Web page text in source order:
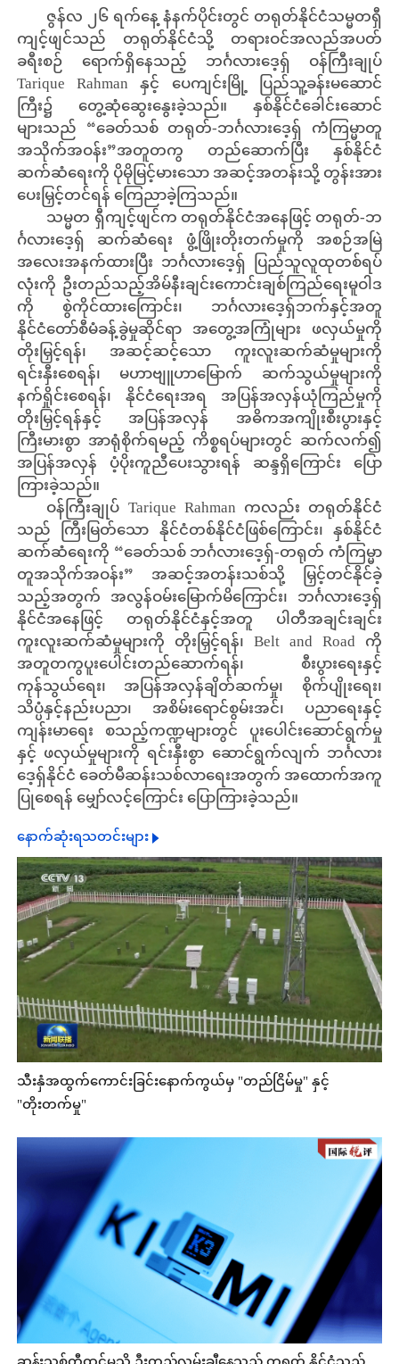
ဇွန်လ ၂၆ ရက်နေ့ နံနက်ပိုင်းတွင် တရုတ်နိုင်ငံသမ္မတရှီ
ကျင့်ဖျင်သည် တရုတ်နိုင်ငံသို့ တရားဝင်အလည်အပတ်
ခရီးစဉ် ရောက်ရှိနေသည့် ဘင်္ဂလားဒေ့ရှ် ဝန်ကြီးချုပ်
Tarique Rahman နှင့် ပေကျင်းမြို့ ပြည်သူ့ခန်းမဆောင်
ကြီး၌ တွေ့ဆုံဆွေးနွေးခဲ့သည်။ နှစ်နိုင်ငံခေါင်းဆောင်
များသည် “ခေတ်သစ် တရုတ်-ဘင်္ဂလားဒေ့ရှ် ကံကြမ္မာတူ
အသိုက်အဝန်း”အတူတကွ တည်ဆောက်ပြီး နှစ်နိုင်ငံ
ဆက်ဆံရေးကို ပိုမိုမြင့်မားသော အဆင့်အတန်းသို့ တွန်းအား
ပေးမြှင့်တင်ရန် ကြေညာခဲ့ကြသည်။
သမ္မတ ရှီကျင့်ဖျင်က တရုတ်နိုင်ငံအနေဖြင့် တရုတ်-ဘ
င်္ဂလားဒေ့ရှ် ဆက်ဆံရေး ဖွံ့ဖြိုးတိုးတက်မှုကို အစဉ်အမြဲ
အလေးအနက်ထားပြီး ဘင်္ဂလားဒေ့ရှ် ပြည်သူလူထုတစ်ရပ်
လုံးကို ဦးတည်သည့်အိမ်နီးချင်းကောင်းချစ်ကြည်ရေးမူဝါဒ
ကို စွဲကိုင်ထားကြောင်း၊ ဘင်္ဂလားဒေ့ရှ်ဘက်နှင့်အတူ
နိုင်ငံတော်စီမံခန့်ခွဲမှုဆိုင်ရာ အတွေ့အကြုံများ ဖလှယ်မှုကို
တိုးမြှင့်ရန်၊ အဆင့်ဆင့်သော ကူးလူးဆက်ဆံမှုများကို
ရင်းနှီးစေရန်၊ မဟာဗျူဟာမြောက် ဆက်သွယ်မှုများကို
နက်ရှိုင်းစေရန်၊ နိုင်ငံရေးအရ အပြန်အလှန်ယုံကြည်မှုကို
တိုးမြှင့်ရန်နှင့် အပြန်အလှန် အဓိကအကျိုးစီးပွားနှင့်
ကြီးမားစွာ အာရုံစိုက်ရမည့် ကိစ္စရပ်များတွင် ဆက်လက်၍
အပြန်အလှန် ပံ့ပိုးကူညီပေးသွားရန် ဆန္ဒရှိကြောင်း ပြော
ကြားခဲ့သည်။
ဝန်ကြီးချုပ် Tarique Rahman ကလည်း တရုတ်နိုင်ငံ
သည် ကြီးမြတ်သော နိုင်ငံတစ်နိုင်ငံဖြစ်ကြောင်း၊ နှစ်နိုင်ငံ
ဆက်ဆံရေးကို “ခေတ်သစ် ဘင်္ဂလားဒေ့ရှ်-တရုတ် ကံကြမ္မာ
တူအသိုက်အဝန်း” အဆင့်အတန်းသစ်သို့ မြှင့်တင်နိုင်ခဲ့
သည့်အတွက် အလွန်ဝမ်းမြောက်မိကြောင်း၊ ဘင်္ဂလားဒေ့ရှ်
နိုင်ငံအနေဖြင့် တရုတ်နိုင်ငံနှင့်အတူ ပါတီအချင်းချင်း
ကူးလူးဆက်ဆံမှုများကို တိုးမြှင့်ရန်၊ Belt and Road ကို
အတူတကွပူးပေါင်းတည်ဆောက်ရန်၊ စီးပွားရေးနှင့်
ကုန်သွယ်ရေး၊ အပြန်အလှန်ချိတ်ဆက်မှု၊ စိုက်ပျိုးရေး၊
သိပ္ပံနှင့်နည်းပညာ၊ အစိမ်းရောင်စွမ်းအင်၊ ပညာရေးနှင့်
ကျန်းမာရေး စသည့်ကဏ္ဍများတွင် ပူးပေါင်းဆောင်ရွက်မှု
နှင့် ဖလှယ်မှုများကို ရင်းနှီးစွာ ဆောင်ရွက်လျက် ဘင်္ဂလား
ဒေ့ရှ်နိုင်ငံ ခေတ်မီဆန်းသစ်လာရေးအတွက် အထောက်အကူ
ပြုစေရန် မျှော်လင့်ကြောင်း ပြောကြားခဲ့သည်။
နောက်ဆုံးရသတင်းများ
သီးနှံအထွက်ကောင်းခြင်းနောက်ကွယ်မှ "တည်ငြိမ်မှု" နှင့်
"တိုးတက်မှု"